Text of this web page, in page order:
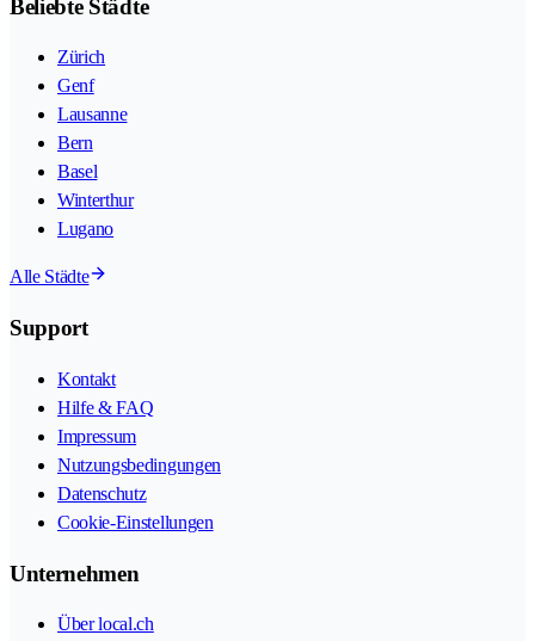
Beliebte Städte
Zürich
Genf
Lausanne
Bern
Basel
Winterthur
Lugano
Alle Städte
Support
Kontakt
Hilfe & FAQ
Impressum
Nutzungsbedingungen
Datenschutz
Cookie-Einstellungen
Unternehmen
Über local.ch